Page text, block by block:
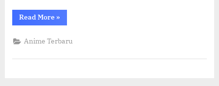
Read More“Demon
Slayer:
no
Yaiba
Castle
»
Anime Terbaru